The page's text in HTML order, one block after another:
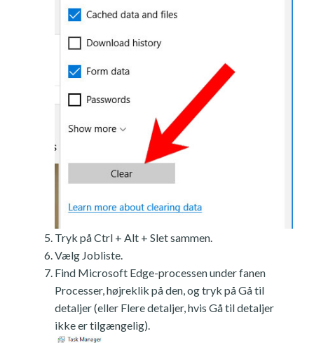
Tryk på Ctrl + Alt + Slet sammen.
Vælg Jobliste.
Find Microsoft Edge-processen under fanen
Processer, højreklik på den, og tryk på Gå til
detaljer (eller Flere detaljer, hvis Gå til detaljer
ikke er tilgængelig).